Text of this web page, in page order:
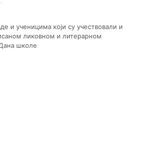
и ученицима који су учествовали и
ликовном и литерарном
школе.